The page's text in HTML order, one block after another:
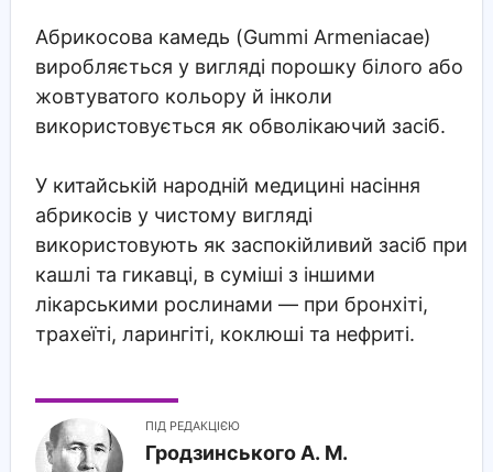
Абрикосова камедь (Gummi Armeniacae)
виробляється у вигляді порошку білого або
жовтуватого кольору й інколи
використовується як обволікаючий засіб.
У китайській народній медицині насіння
абрикосів у чистому вигляді
використовують як заспокійливий засіб при
кашлі та гикавці, в суміші з іншими
лікарськими рослинами — при бронхіті,
трахеїті, ларингіті, коклюші та нефриті.
ПІД РЕДАКЦІЄЮ
Гродзинського A. M.